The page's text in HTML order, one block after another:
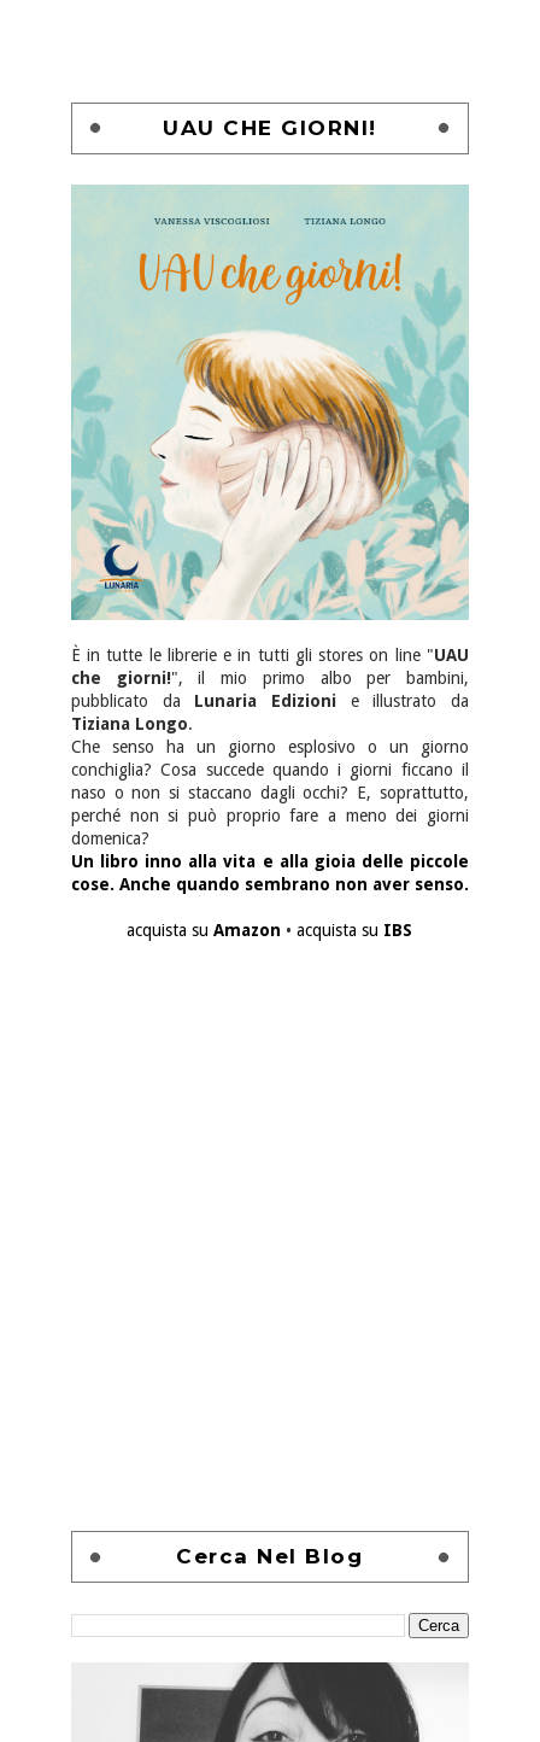
UAU CHE GIORNI!
È in tutte le librerie e in tutti gli stores on line "UAU
che giorni!", il mio primo albo per bambini,
pubblicato da Lunaria Edizioni e illustrato da
Tiziana Longo.
Che senso ha un giorno esplosivo o un giorno
conchiglia? Cosa succede quando i giorni ficcano il
naso o non si staccano dagli occhi? E, soprattutto,
perché non si può proprio fare a meno dei giorni
domenica?
Un libro inno alla vita e alla gioia delle piccole
cose. Anche quando sembrano non aver senso.
acquista suAmazon •acquista su IBS
Cerca Nel Blog